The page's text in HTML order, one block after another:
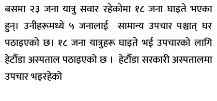
बसमा २३ जना यात्रु सवार रहेकोमा १८ जना घाइते भएका
हुन्। उनीहरूमध्ये ५ जनालाई सामान्य उपचार पश्चात् घर
पठाइएको छ। १८ जना यात्रुहरू घाइते भई उपचारको लागि
हेटौँडा अस्पताल पठाइएको छ । हेटौँडा सरकारी अस्पतालमा
उपचार भइरहेको